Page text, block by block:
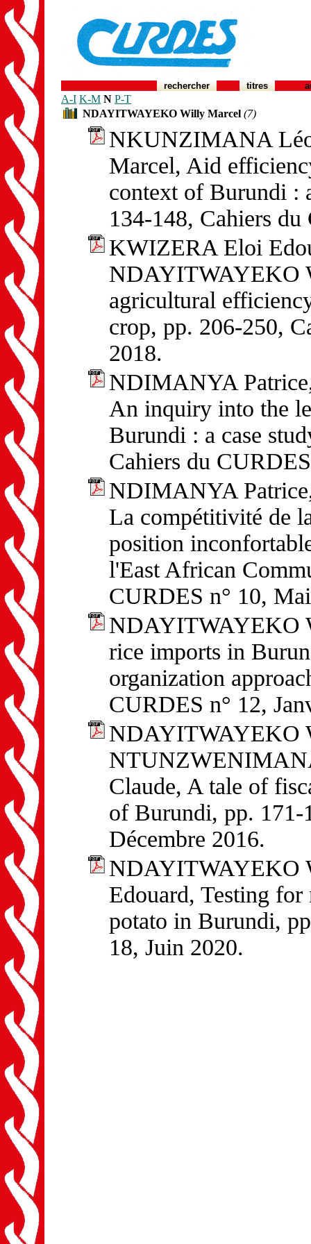
rechercher titres
A-I K-M N P-T
NDAYITWAYEKO Willy Marcel (7)
NKUNZIMANA
Marcel, Aid
context of Burundi :
134-148, Cahiers
KWIZERA Eloi
NDAYITWAYEKO
agricultural
crop, pp. 206-250,
2018.
NDIMANYA
An inquiry into the
Burundi : a case
Cahiers du
NDIMANYA
La compétitivité de
position
l'East African
CURDES n° 10,
NDAYITWAYEKO
rice imports in
organization
CURDES n° 12,
NDAYITWAYEKO
Claude, A tale of
of Burundi, pp. 171-
Décembre 2016.
NDAYITWAYEKO
Edouard, Testing
potato in Burundi,
18, Juin 2020.